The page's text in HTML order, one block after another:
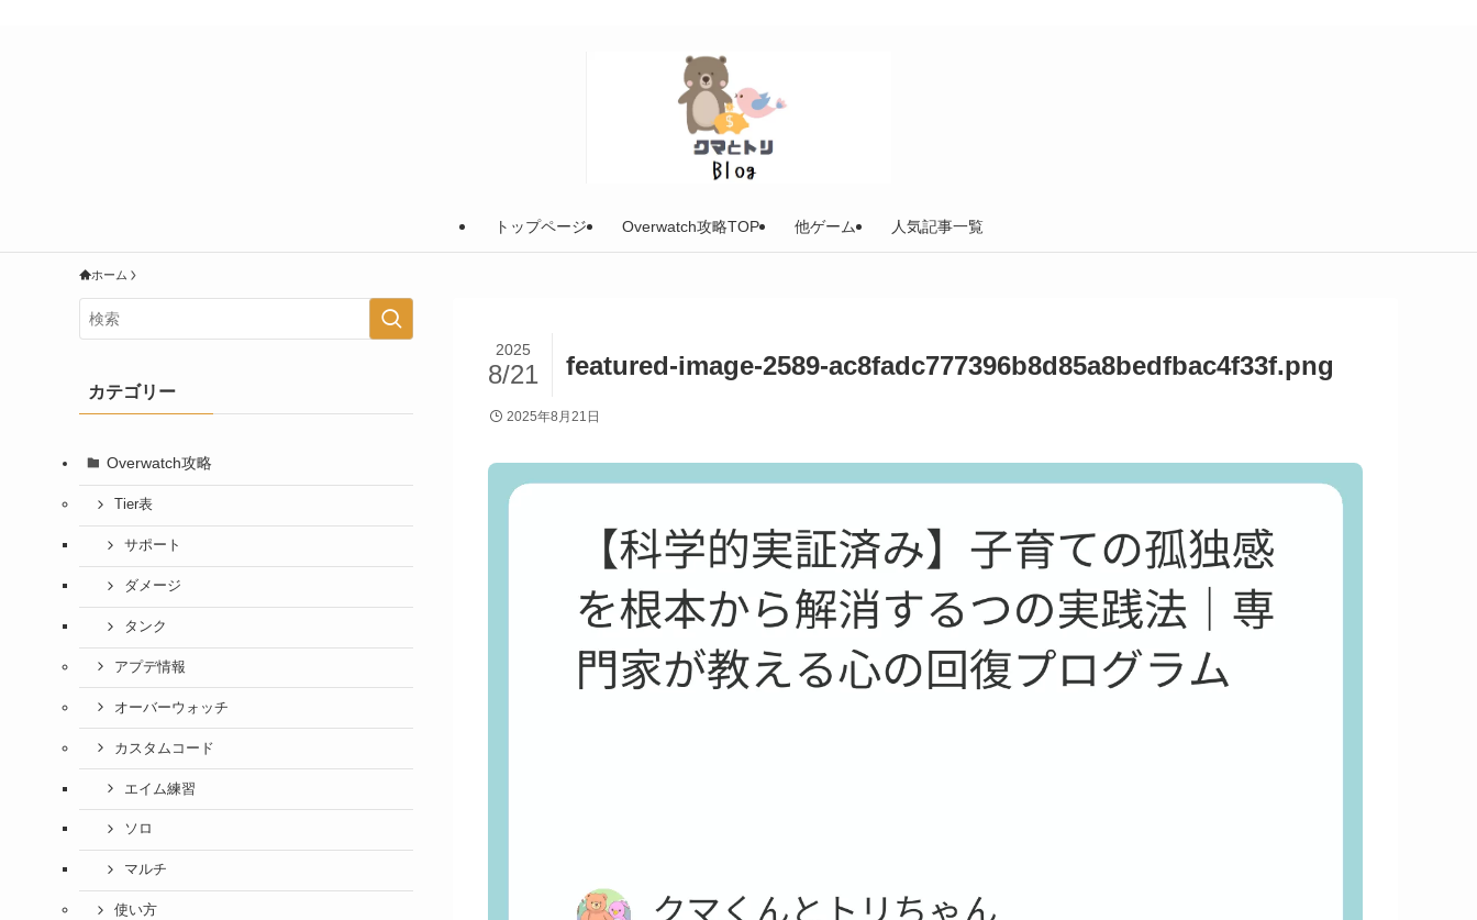
トップページ Overwatch攻略TOP 他ゲーム 人気記事一覧
ホーム
featured-image-2589-ac8fadc777396b8d85a8bedfbac4f33f.png
2025
8/21
2025年8月21日
カテゴリー
Overwatch攻略
Tier表
サポート
ダメージ
タンク
アプデ情報
オーバーウォッチ
カスタムコード
エイム練習
ソロ
マルチ
使い方